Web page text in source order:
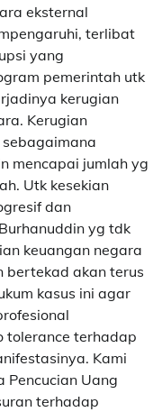
eksternal
terlibat
yang
pemerintah utk
kerugian
Kerugian
mencapai jumlah yg
Utk kesekian
dan
yg tdk
keuangan negara
bertekad akan terus
kasus ini agar
tolerance terhadap
Kami
Pencucian Uang
terhadap